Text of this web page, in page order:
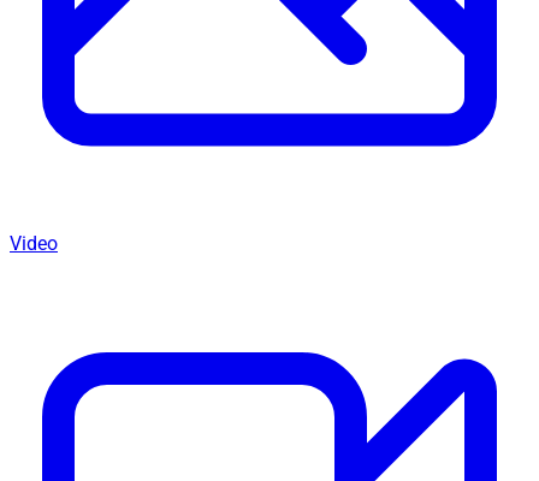
Video